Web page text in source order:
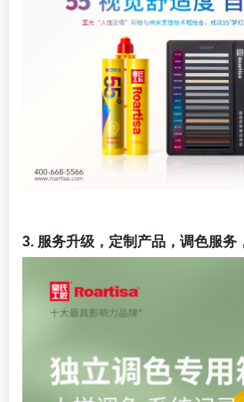
3. 服务升级，定制产品，调色服务